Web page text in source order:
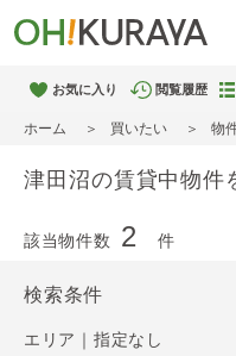
お気に入り 閲覧履歴
ホーム 買いたい 物
津田沼の賃貸中物件
該当物件数 2 件
検索条件
エリア｜指定なし